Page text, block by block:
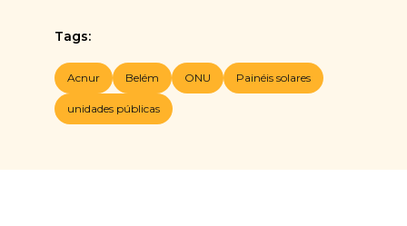
Tags:
Acnur Belém ONU Painéis solares
unidades públicas